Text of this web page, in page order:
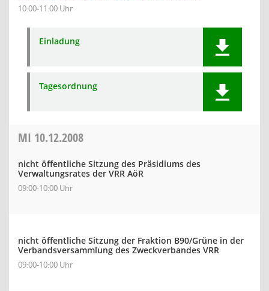
10:00-11:00 Uhr
Einladung
Tagesordnung
MI 10.12.2008
nicht öffentliche Sitzung des Präsidiums des
Verwaltungsrates der VRR AöR
09:00-10:00 Uhr
nicht öffentliche Sitzung der Fraktion B90/Grüne in der
Verbandsversammlung des Zweckverbandes VRR
09:00-10:00 Uhr